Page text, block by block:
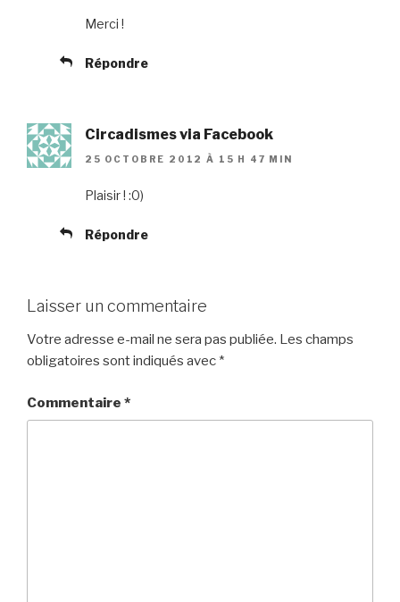
Merci !
Répondre
Circadismes via Facebook
25 OCTOBRE 2012 À 15 H 47 MIN
Plaisir ! :0)
Répondre
Laisser un commentaire
Votre adresse e-mail ne sera pas publiée. Les champs
obligatoires sont indiqués avec *
Commentaire *